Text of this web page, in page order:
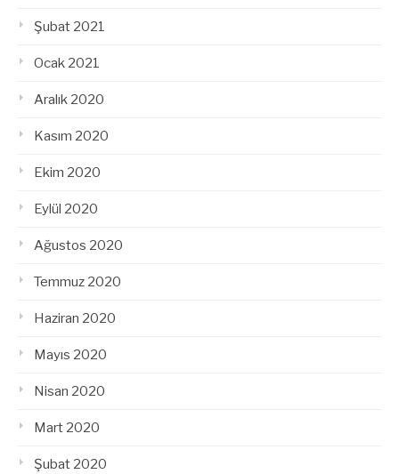
Şubat 2021
Ocak 2021
Aralık 2020
Kasım 2020
Ekim 2020
Eylül 2020
Ağustos 2020
Temmuz 2020
Haziran 2020
Mayıs 2020
Nisan 2020
Mart 2020
Şubat 2020